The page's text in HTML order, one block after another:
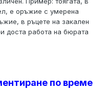
е оръжие с умерена
в ръцете на закален
доста работа на бюрата
по време